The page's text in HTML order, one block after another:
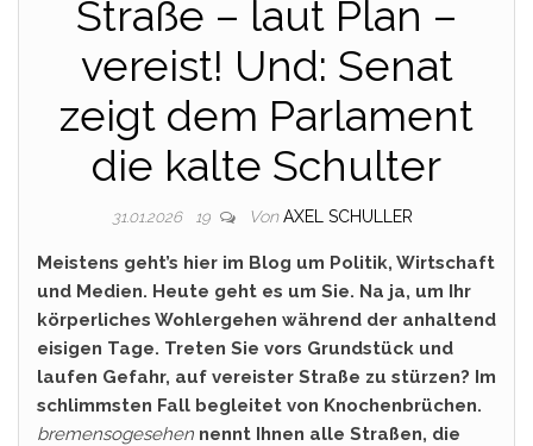
Straße – laut Plan –
vereist! Und: Senat
zeigt dem Parlament
die kalte Schulter
31.01.2026 19 Von AXEL SCHULLER
Meistens geht’s hier im Blog um Politik, Wirtschaft
und Medien. Heute geht es um Sie. Na ja, um Ihr
körperliches Wohlergehen während der anhaltend
eisigen Tage. Treten Sie vors Grundstück und
laufen Gefahr, auf vereister Straße zu stürzen? Im
schlimmsten Fall begleitet von Knochenbrüchen.
bremensogesehen nennt Ihnen alle Straßen, die